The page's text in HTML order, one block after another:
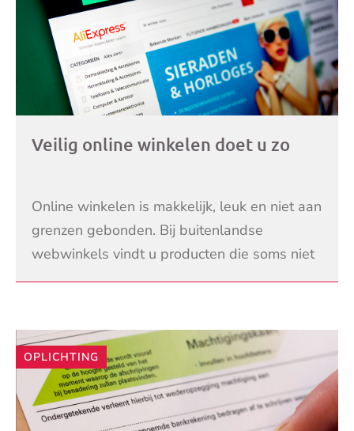
Veilig online winkelen doet u zo
Online winkelen is makkelijk, leuk en niet aan
grenzen gebonden. Bij buitenlandse
webwinkels vindt u producten die soms niet
in de Nederlandse winkel te koop zijn of veel
LEES VERDER
OPLICHTING